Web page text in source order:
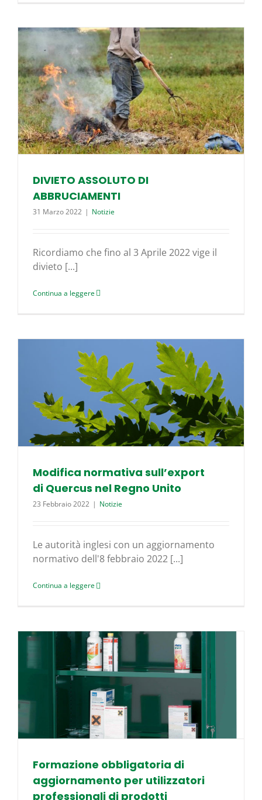
DIVIETO ASSOLUTO DI
ABBRUCIAMENTI
31 Marzo 2022 | Notizie
Ricordiamo che fino al 3 Aprile 2022 vige il
divieto [...]
Continua a leggere
Modifica normativa sull’export
di Quercus nel Regno Unito
23 Febbraio 2022 | Notizie
Le autorità inglesi con un aggiornamento
normativo dell'8 febbraio 2022 [...]
Continua a leggere
Formazione obbligatoria di
aggiornamento per utilizzatori
professionali di prodotti